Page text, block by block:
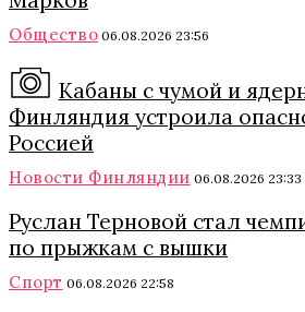
Общество 06.08.2026 23:56
Кабаны с чумой и
Финляндия устроила
Россией
Новости Финляндии 06.08.2026 23:33
Руслан Терновой стал
по прыжкам с вышки
Спорт 06.08.2026 22:58